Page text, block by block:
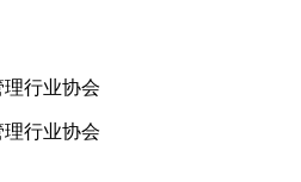
行业协会
行业协会